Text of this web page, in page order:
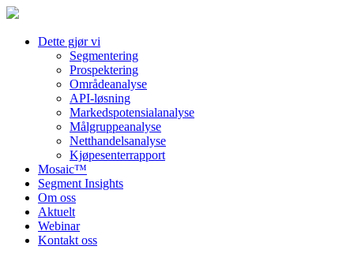
Dette gjør vi
Segmentering
Prospektering
Områdeanalyse
API-løsning
Markedspotensialanalyse
Målgruppeanalyse
Netthandelsanalyse
Kjøpesenterrapport
Mosaic™
Segment Insights
Om oss
Aktuelt
Webinar
Kontakt oss